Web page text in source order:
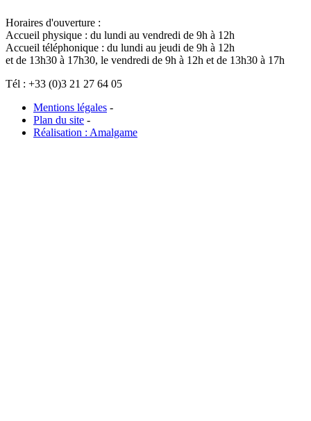
Horaires d'ouverture :
Accueil physique : du lundi au vendredi de 9h à 12h
Accueil téléphonique : du lundi au jeudi de 9h à 12h
et de 13h30 à 17h30, le vendredi de 9h à 12h et de 13h30 à 17h
Tél : +33 (0)3 21 27 64 05
Mentions légales -
Plan du site -
Réalisation : Amalgame